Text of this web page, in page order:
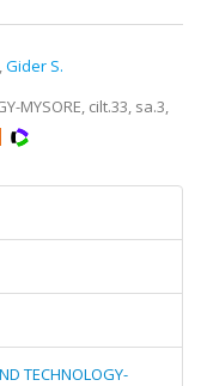
,Gider S.
MYSORE, cilt.33, sa.3,
TECHNOLOGY-